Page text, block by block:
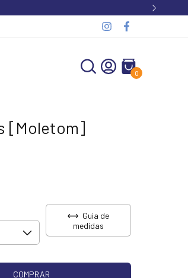
0
[Moletom]
Guia de
medidas